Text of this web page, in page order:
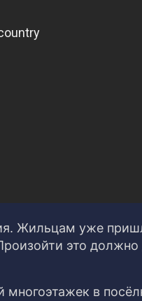
Жильцам уже
это должно
многоэтажек в